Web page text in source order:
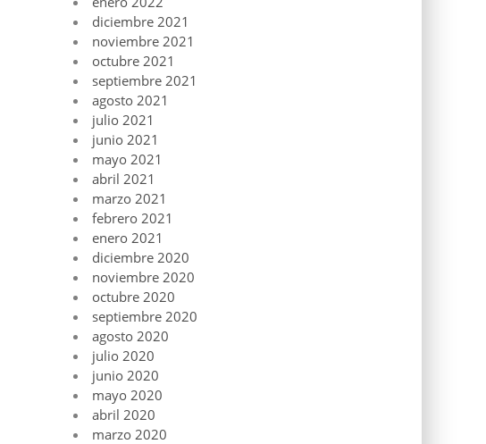
diciembre 2021
noviembre 2021
octubre 2021
septiembre 2021
agosto 2021
julio 2021
junio 2021
mayo 2021
abril 2021
marzo 2021
febrero 2021
enero 2021
diciembre 2020
noviembre 2020
octubre 2020
septiembre 2020
agosto 2020
julio 2020
junio 2020
mayo 2020
abril 2020
marzo 2020